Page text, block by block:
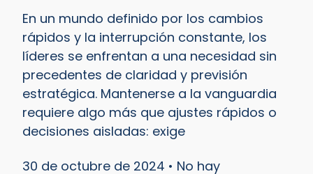
En un mundo definido por los cambios
rápidos y la interrupción constante, los
líderes se enfrentan a una necesidad sin
precedentes de claridad y previsión
estratégica. Mantenerse a la vanguardia
requiere algo más que ajustes rápidos o
decisiones aisladas: exige
30 de octubre de 2024
No hay